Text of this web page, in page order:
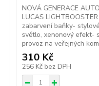
NOVÁ GENERACE
LUCAS
zabarvení baňky-
světlo, xenonový efekt-
provoz na veřejných
310 Kč
256 Kč bez DPH